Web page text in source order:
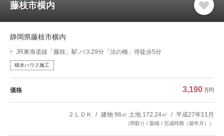
藤枝市横内
静岡県藤枝市横内
JR東海道線「藤枝」駅 バス29分「法の橋」停徒歩5分
積水ハウス施工
価格 3,190 万円
２ＬＤＫ 建物 96㎡ 土地 172.24㎡ 平成27年11月
（間取り / 面積 / 完成時期（築年月））